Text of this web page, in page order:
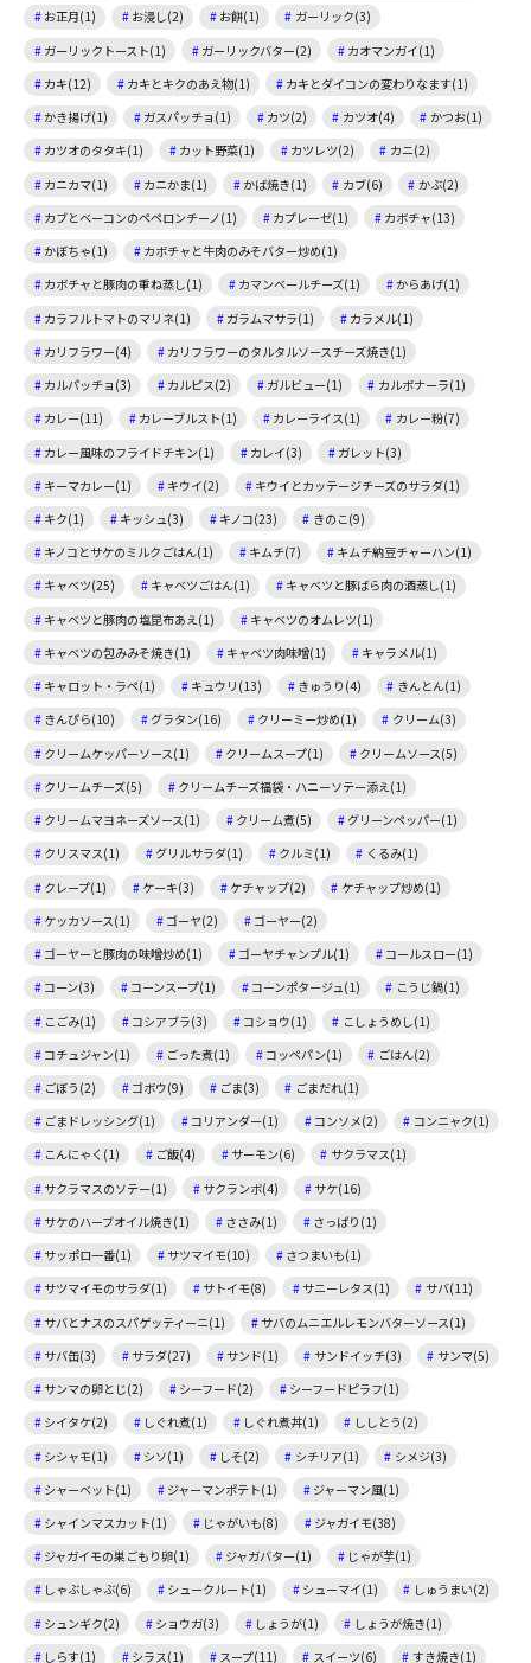
お正月(1)
お浸し(2) お餅(1)
ガーリック(3)
ガーリックトースト(1)
ガーリックバター(2)
カオマンガイ(1)
カキ(12)
カキとキクのあえ物(1)
カキとダイコンの変わりなます(1)
かき揚げ(1)
ガスパッチョ(1) カツ(2) カツオ(4)
かつお(1)
カツオのタタキ(1)
カット野菜(1) カツレツ(2)
カニ(2)
カニカマ(1)
カニかま(1) かば焼き(1) カブ(6)
かぶ(2)
カブとベーコンのペペロンチーノ(1)
カプレーゼ(1)
カボチャ(13)
かぼちゃ(1)
カボチャと牛肉のみそバター炒め(1)
カボチャと豚肉の重ね蒸し(1)
カマンベールチーズ(1)
からあげ(1)
カラフルトマトのマリネ(1)
ガラムマサラ(1)
カラメル(1)
カリフラワー(4)
カリフラワーのタルタルソースチーズ焼き(1)
カルパッチョ(3)
カルピス(2) ガルビュー(1)
カルボナーラ(1)
カレー(11)
カレーブルスト(1) カレーライス(1)
カレー粉(7)
カレー風味のフライドチキン(1)
カレイ(3)
ガレット(3)
キーマカレー(1)
キウイ(2)
キウイとカッテージチーズのサラダ(1)
キク(1)
キッシュ(3) キノコ(23)
きのこ(9)
キノコとサケのミルクごはん(1)
キムチ(7)
キムチ納豆チャーハン(1)
キャベツ(25)
キャベツごはん(1)
キャベツと豚ばら肉の酒蒸し(1)
キャベツと豚肉の塩昆布あえ(1)
キャベツのオムレツ(1)
キャベツの包みみそ焼き(1)
キャベツ肉味噌(1)
キャラメル(1)
キャロット・ラペ(1)
キュウリ(13) きゅうり(4)
きんとん(1)
きんぴら(10)
グラタン(16) クリーミー炒め(1)
クリーム(3)
クリームケッパーソース(1)
クリームスープ(1)
クリームソース(5)
クリームチーズ(5)
クリームチーズ福袋・ハニーソテー添え(1)
クリームマヨネーズソース(1)
クリーム煮(5)
グリーンペッパー(1)
クリスマス(1)
グリルサラダ(1) クルミ(1)
くるみ(1)
クレープ(1)
ケーキ(3) ケチャップ(2)
ケチャップ炒め(1)
ケッカソース(1)
ゴーヤ(2)
ゴーヤー(2)
ゴーヤーと豚肉の味噌炒め(1)
ゴーヤチャンプル(1)
コールスロー(1)
コーン(3)
コーンスープ(1) コーンポタージュ(1)
こうじ鍋(1)
こごみ(1)
コシアブラ(3) コショウ(1)
こしょうめし(1)
コチュジャン(1)
ごった煮(1) コッペパン(1)
ごはん(2)
ごぼう(2)
ゴボウ(9) ごま(3)
ごまだれ(1)
ごまドレッシング(1)
コリアンダー(1) コンソメ(2)
コンニャク(1)
こんにゃく(1)
ご飯(4) サーモン(6)
サクラマス(1)
サクラマスのソテー(1)
サクランボ(4)
サケ(16)
サケのハーブオイル焼き(1)
ささみ(1)
さっぱり(1)
サッポロ一番(1)
サツマイモ(10)
さつまいも(1)
サツマイモのサラダ(1)
サトイモ(8) サニーレタス(1)
サバ(11)
サバとナスのスパゲッティーニ(1)
サバのムニエルレモンバターソース(1)
サバ缶(3)
サラダ(27) サンド(1) サンドイッチ(3)
サンマ(5)
サンマの卵とじ(2)
シーフード(2)
シーフードピラフ(1)
シイタケ(2)
しぐれ煮(1) しぐれ煮丼(1)
ししとう(2)
シシャモ(1)
シソ(1) しそ(2) シチリア(1)
シメジ(3)
シャーベット(1)
ジャーマンポテト(1)
ジャーマン風(1)
シャインマスカット(1)
じゃがいも(8)
ジャガイモ(38)
ジャガイモの巣ごもり卵(1)
ジャガバター(1)
じゃが芋(1)
しゃぶしゃぶ(6)
シュークルート(1) シューマイ(1)
しゅうまい(2)
シュンギク(2)
ショウガ(3) しょうが(1)
しょうが焼き(1)
しらす(1)
シラス(1) スープ(11) スイーツ(6) すき焼き(1)